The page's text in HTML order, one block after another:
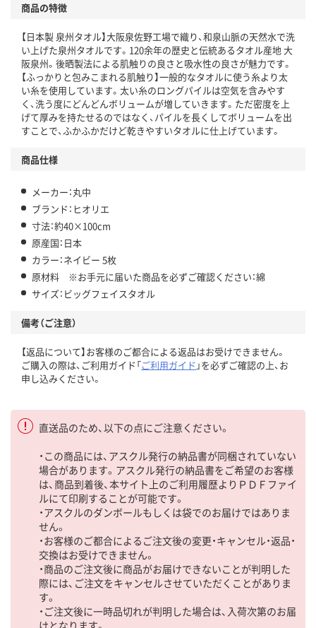
商品の特徴
【日本製 泉州タオル】大阪泉佐野工場で織り、和泉山脈の天然水で洗
い上げた泉州タオルです。120余年の歴史と伝統あるタオル産地 大
阪泉州。後晒製法による肌触りの良さと吸水性の良さが魅力です。
【ふっかりと包みこまれる肌触り】一般的なタオルに使う糸より太
い糸を使用しています。太い糸のロングパイルは空気を含みやす
く、洗う度にどんどんボリュームが増していきます。ただ密度を上
げて厚みを持たせるのではなく、パイルを長くしてボリュームを出
すことで、ふかふかだけど乾きやすいタオルに仕上げています。
商品仕様
メーカー：丸中
ブランド：ヒオリエ
寸法：約40×100cm
原産国：日本
カラー：ネイビー 5枚
原材料 ※お手元に届いた商品を必ずご確認ください：綿
サイズ：ビッグフェイスタオル
備考（ご注意）
【返品について】お客様のご都合による返品はお受けできません。
ご購入の際は、ご利用ガイド「ご利用ガイド 」を必ずご確認の上、お
申し込みください。
直送品のため、以下の点にご注意ください。
・この商品には、アスクル発行の納品書が同梱されていない
場合があります。アスクル発行の納品書をご希望のお客様
は、商品到着後、本サイト上のご利用履歴よりＰＤＦファイ
ルにて印刷することが可能です。
・アスクルのダンボールもしくは袋でのお届けではありま
せん。
・お客様のご都合によるご注文後の変更・キャンセル・返品・
交換はお受けできません。
・商品のご注文後に商品がお届けできないことが判明した
際には、ご注文をキャンセルさせていただくことがありま
す。
・ご注文後に一時品切れが判明した場合は、入荷次第のお届